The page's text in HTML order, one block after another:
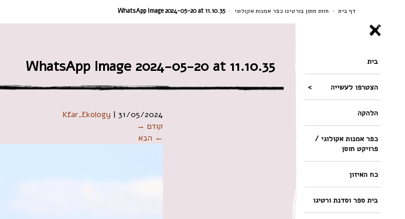
דף בית > חוות חוסן בורטיגו כפר אמנות אקולוגי >
WhatsApp Image 2024-05-20 at 11.10.35
בית
הצטרפו לעשייה
הלהקה
כפר אמנות אקולוגי /
פרויקט חוסן
כח האיזון
בית ספר וסדנת ורטיגו
WhatsApp Image 2024-05-20 at 11.10.35
Kfar_Ekology |31/05/2024
קודם →
← הבא
ניווט במקלדת